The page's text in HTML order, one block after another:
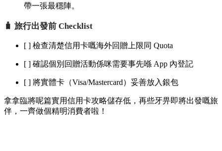
帶一張最穩陣。
🧳 旅行出發前 Checklist
[ ] 檢查清楚信用卡嘅海外回贈上限同 Quota
[ ] 確認個別回贈活動係咪需要事先喺 App 內登記
[ ] 將實體卡（Visa/Mastercard）妥善放入銀包
拿拿臨將呢篇實用信用卡攻略儲存低，再些牙畀即將出發嘅旅
伴，一齊做個精明消費者啦！